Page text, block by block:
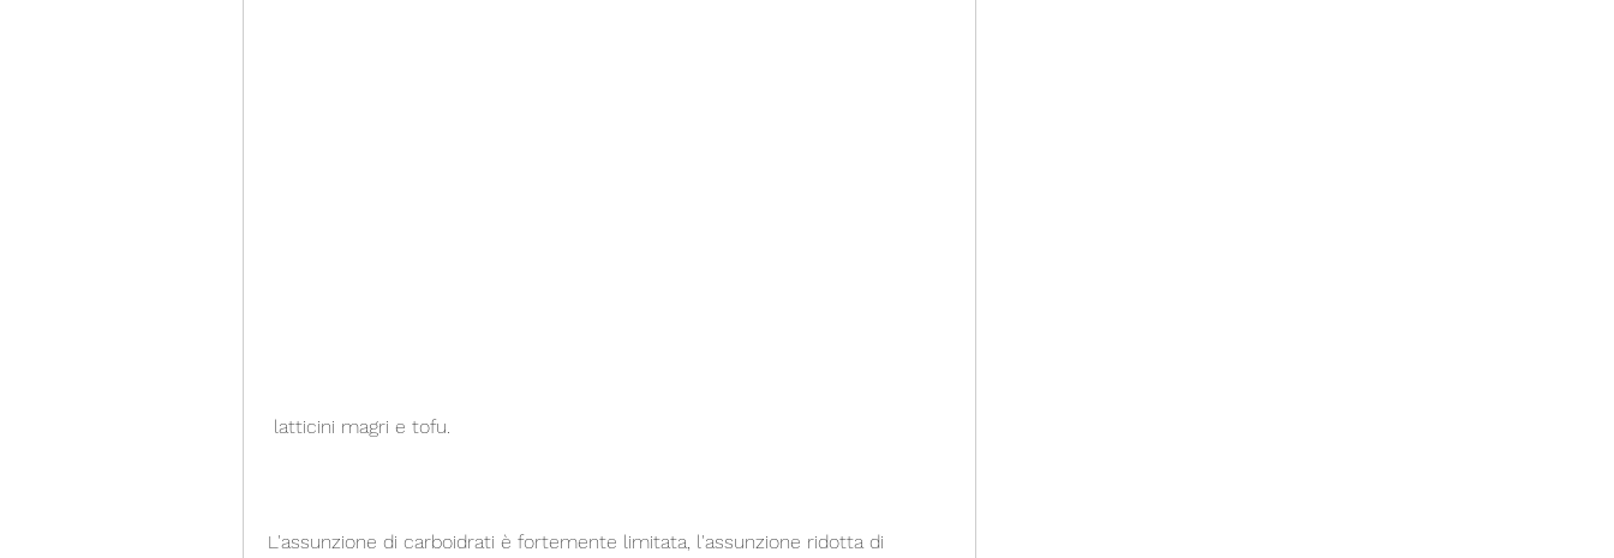
latticini magri e tofu.
L'assunzione di carboidrati è fortemente limitata, l'assunzione ridotta di